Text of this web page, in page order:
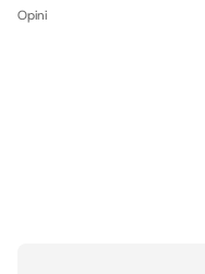
Opini